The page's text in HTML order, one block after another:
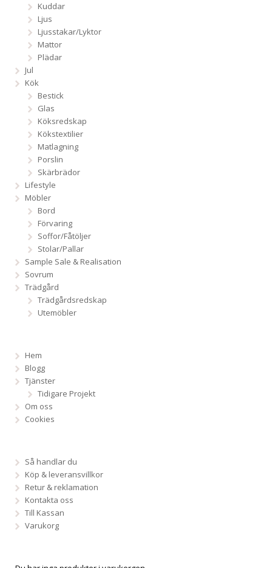
Kuddar
Ljus
Ljusstakar/Lyktor
Mattor
Plädar
Jul
Kök
Bestick
Glas
Köksredskap
Kökstextilier
Matlagning
Porslin
Skärbrädor
Lifestyle
Möbler
Bord
Förvaring
Soffor/Fåtöljer
Stolar/Pallar
Sample Sale & Realisation
Sovrum
Trädgård
Trädgårdsredskap
Utemöbler
Hem
Blogg
Tjänster
Tidigare Projekt
Om oss
Cookies
Så handlar du
Köp & leveransvillkor
Retur & reklamation
Kontakta oss
Till Kassan
Varukorg